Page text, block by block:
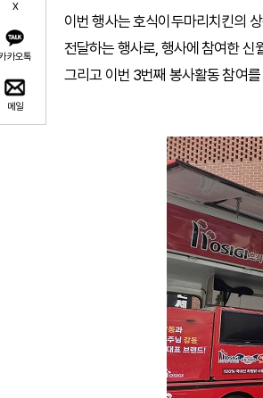
X
카오톡
메일
이번 행사는 호식이두마리치킨의
전달하는 행사로, 행사에 참여한
그리고 이번 3번째 봉사활동 참여